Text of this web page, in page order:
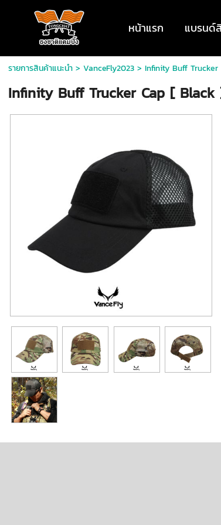
หน้าแรก แบรนด์
รายการสินค้าแนะนำ> VanceFly2023> Infinity Buff Trucker
Infinity Buff Trucker Cap [ Black